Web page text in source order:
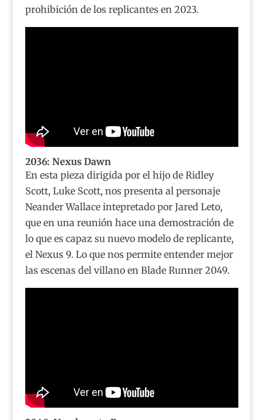
prohibición de los replicantes en 2023.
2036: Nexus Dawn
En esta pieza dirigida por el hijo de Ridley
Scott, Luke Scott, nos presenta al personaje
Neander Wallace intepretado por Jared Leto,
que en una reunión hace una demostración de
lo que es capaz su nuevo modelo de replicante,
el Nexus 9. Lo que nos permite entender mejor
las escenas del villano en Blade Runner 2049.